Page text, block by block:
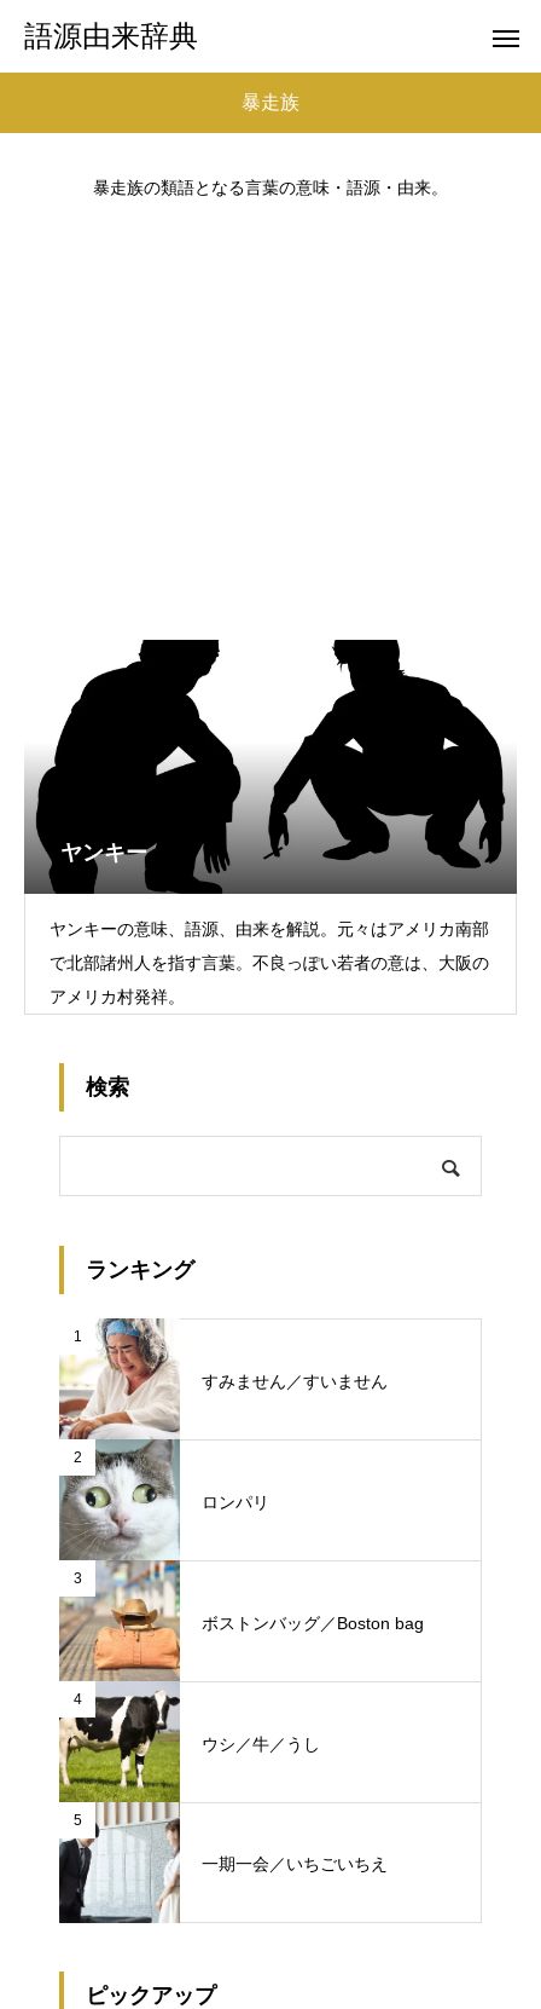
語源由来辞典
暴走族
暴走族の類語となる言葉の意味・語源・由来。
ヤンキー
ヤンキーの意味、語源、由来を解説。元々はアメリカ南部
で北部諸州人を指す言葉。不良っぽい若者の意は、大阪の
アメリカ村発祥。
検索
ランキング
1
すみません／すいません
2
ロンパリ
3
ボストンバッグ／Boston bag
4
ウシ／牛／うし
5
一期一会／いちごいちえ
ピックアップ